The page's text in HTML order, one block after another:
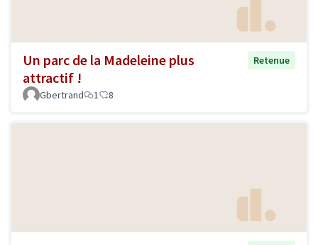
Un parc de la Madeleine plus
attractif !
Retenue
Gbertrand 1 8